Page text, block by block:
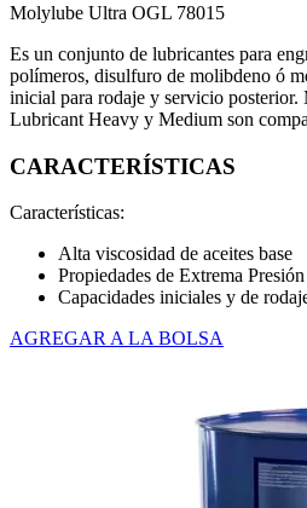
Molylube Ultra OGL 78015
Es un conjunto de lubricantes para
polímeros, disulfuro de molibdeno ó
inicial para rodaje y servicio posterior.
Lubricant Heavy y Medium son
CARACTERÍSTICAS
Características:
Alta viscosidad de aceites base
Propiedades de Extrema
Capacidades iniciales y de
AGREGAR A LA BOLSA